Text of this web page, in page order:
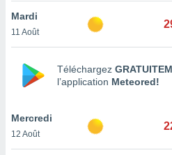
un
Mardi
11 Août
Téléchargez
l’application Meteored!
Mercredi
12 Août